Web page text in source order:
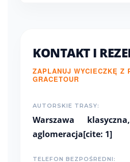
KONTAKT I
ZAPLANUJ WYCIECZKĘ Z
GRACETOUR
AUTORSKIE TRASY:
Warszawa
aglomeracja[cite: 1]
TELEFON BEZPOŚREDNI: